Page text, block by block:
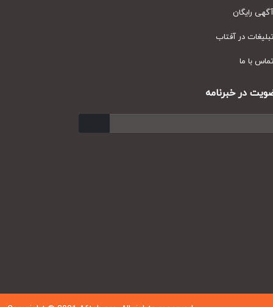
رایگان
در آفتاب
با ما
در خبرنامه